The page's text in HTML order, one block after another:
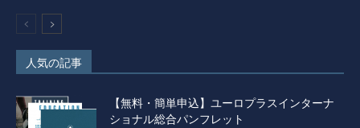
人気の記事
【無料・簡単申込】ユーロプラスインターナ
ショナル総合パンフレット